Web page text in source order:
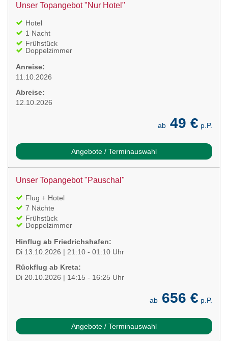
Unser Topangebot "Nur Hotel"
Hotel
1 Nacht
Frühstück
Doppelzimmer
Anreise:
11.10.2026
Abreise:
12.10.2026
ab 49 € p.P.
Angebote / Terminauswahl
Unser Topangebot "Pauschal"
Flug + Hotel
7 Nächte
Frühstück
Doppelzimmer
Hinflug ab Friedrichshafen:
Di 13.10.2026 | 21:10 - 01:10 Uhr
Rückflug ab Kreta:
Di 20.10.2026 | 14:15 - 16:25 Uhr
ab 656 € p.P.
Angebote / Terminauswahl